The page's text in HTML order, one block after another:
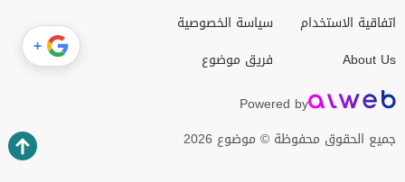
اتفاقية الاستخدام
About Us
سياسة الخصوصية
فريق موضوع
Powered by
جميع الحقوق محفوظة © موضوع 2026
+